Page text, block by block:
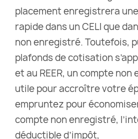
placement enregistrera
rapide dans un CELI que
non enregistré. Toutefois,
plafonds de cotisation
et au REER, un compte
utile pour accroître votre
empruntez pour
compte non enregistré,
déductible d’impôt,